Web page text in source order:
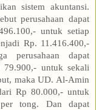
sistem akuntansi.
perusahaan dapat
untuk setiap
Rp. 11.416.400,-
perusahaan dapat
79.900,- untuk sekali
maka UD. Al-Amin
Rp 80.000,- untuk
tong. Dan dapat